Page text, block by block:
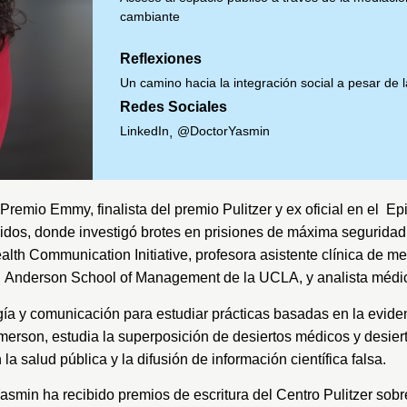
cambiante
Reflexiones
Un camino hacia la integración social a pesar de
Redes Sociales
LinkedIn, @DoctorYasmin
Emmy, finalista del premio Pulitzer y ex oficial en el
donde investigó brotes en prisiones de máxima
Communication Initiative, profesora asistente clínica de
Anderson School of Managementde la UCLA, y analista
y comunicación para estudiar prácticas basadas en la
, estudia la superposición de desiertos médicos y
salud pública y la difusión de información científica falsa.
ha recibido premios de escritura del Centro Pulitzer